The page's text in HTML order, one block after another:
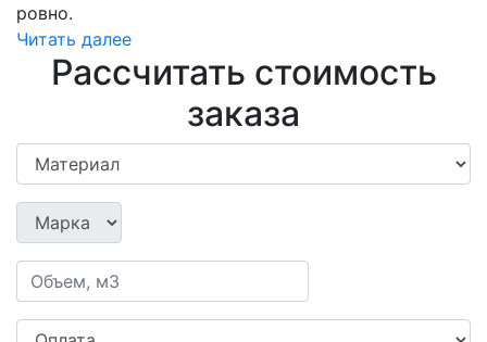
ровно.
Читать далее
Рассчитать стоимость
заказа